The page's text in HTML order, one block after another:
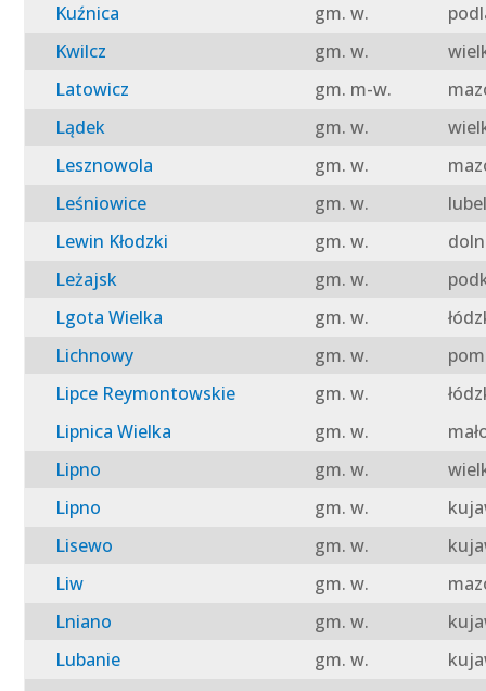
Kuźnica
gm. w.
Kwilcz
gm. w.
Latowicz
gm. m-w.
Lądek
gm. w.
Lesznowola
gm. w.
Leśniowice
gm. w.
Lewin Kłodzki
gm. w.
Leżajsk
gm. w.
Lgota Wielka
gm. w.
Lichnowy
gm. w.
Lipce Reymontowskie
gm. w.
Lipnica Wielka
gm. w.
Lipno
gm. w.
Lipno
gm. w.
Lisewo
gm. w.
Liw
gm. w.
Lniano
gm. w.
Lubanie
gm. w.